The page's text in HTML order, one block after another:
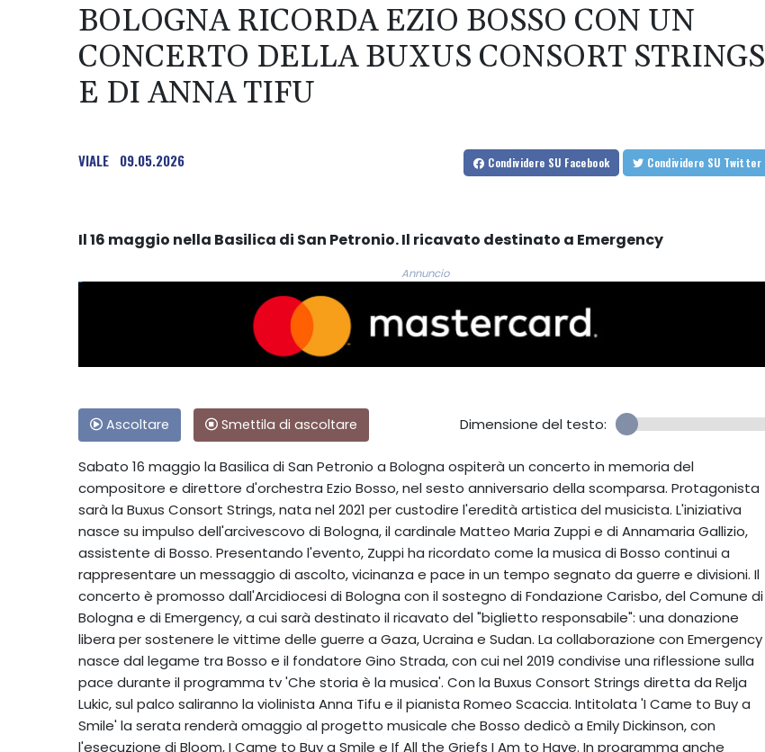
BOLOGNA RICORDA EZIO BOSSO CON UN
CONCERTO DELLA BUXUS CONSORT STRINGS
E DI ANNA TIFU
VIALE 09.05.2026 Condividere SU Facebook Condividere SU Twitter
Il 16 maggio nella Basilica di San Petronio. Il ricavato destinato a Emergency
Annuncio
Ascoltare Smettila di ascoltare Dimensione del testo:
Sabato 16 maggio la Basilica di San Petronio a Bologna ospiterà un concerto in memoria del
compositore e direttore d'orchestra Ezio Bosso, nel sesto anniversario della scomparsa. Protagonista
sarà la Buxus Consort Strings, nata nel 2021 per custodire l'eredità artistica del musicista. L'iniziativa
nasce su impulso dell'arcivescovo di Bologna, il cardinale Matteo Maria Zuppi e di Annamaria Gallizio,
assistente di Bosso. Presentando l'evento, Zuppi ha ricordato come la musica di Bosso continui a
rappresentare un messaggio di ascolto, vicinanza e pace in un tempo segnato da guerre e divisioni. Il
concerto è promosso dall'Arcidiocesi di Bologna con il sostegno di Fondazione Carisbo, del Comune di
Bologna e di Emergency, a cui sarà destinato il ricavato del "biglietto responsabile": una donazione
libera per sostenere le vittime delle guerre a Gaza, Ucraina e Sudan. La collaborazione con Emergency
nasce dal legame tra Bosso e il fondatore Gino Strada, con cui nel 2019 condivise una riflessione sulla
pace durante il programma tv 'Che storia è la musica'. Con la Buxus Consort Strings diretta da Relja
Lukic, sul palco saliranno la violinista Anna Tifu e il pianista Romeo Scaccia. Intitolata 'I Came to Buy a
Smile' la serata renderà omaggio al progetto musicale che Bosso dedicò a Emily Dickinson, con
l'esecuzione di Bloom, I Came to Buy a Smile e If All the Griefs I Am to Have. In programma anche